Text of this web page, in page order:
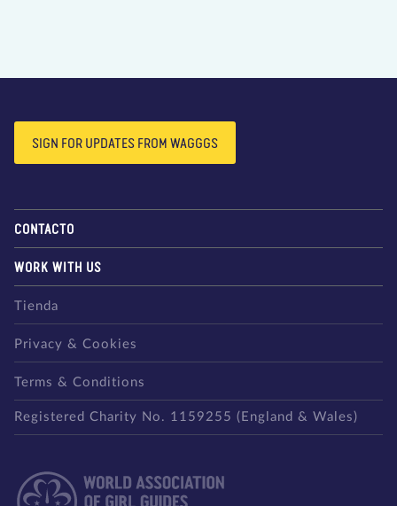
SIGN FOR UPDATES FROM WAGGGS
CONTACTO
WORK WITH US
Tienda
Privacy & Cookies
Terms & Conditions
Registered Charity No. 1159255 (England & Wales)